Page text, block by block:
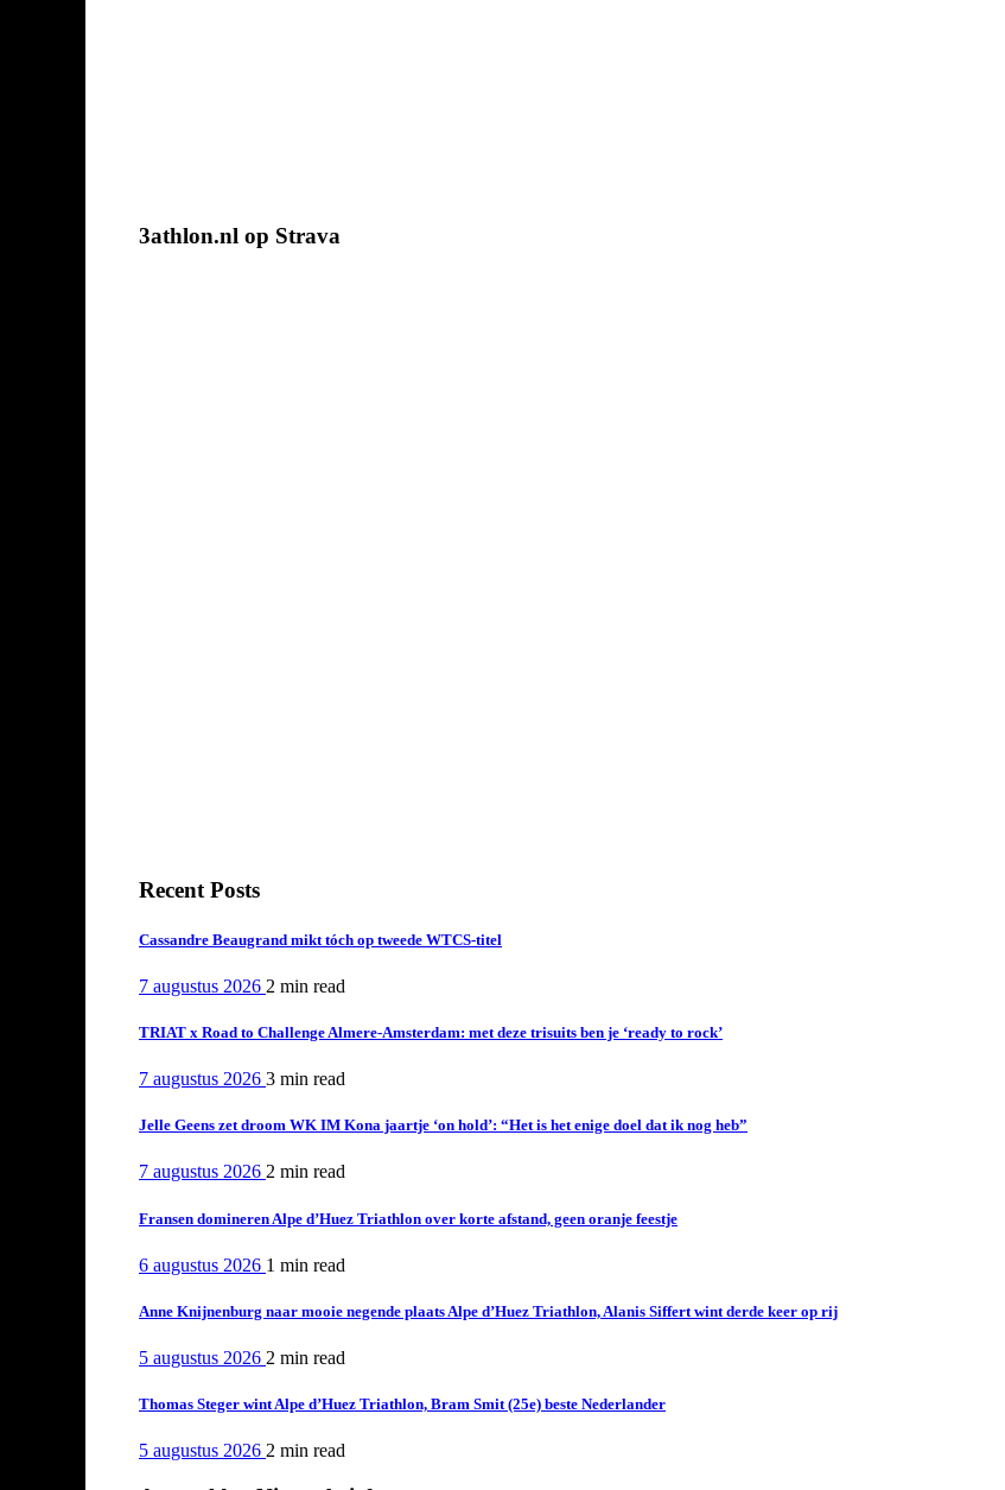
3athlon.nl op Strava
Recent Posts
Cassandre Beaugrand mikt tóch op tweede WTCS-titel
7 augustus 2026 2 min read
TRIAT x Road to Challenge Almere-Amsterdam: met deze trisuits ben je ‘ready to rock’
7 augustus 2026 3 min read
Jelle Geens zet droom WK IM Kona jaartje ‘on hold’: “Het is het enige doel dat ik nog heb”
7 augustus 2026 2 min read
Fransen domineren Alpe d’Huez Triathlon over korte afstand, geen oranje feestje
6 augustus 2026 1 min read
Anne Knijnenburg naar mooie negende plaats Alpe d’Huez Triathlon, Alanis Siffert wint derde keer op rij
5 augustus 2026 2 min read
Thomas Steger wint Alpe d’Huez Triathlon, Bram Smit (25e) beste Nederlander
5 augustus 2026 2 min read